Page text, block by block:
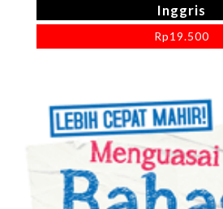
Inggris
Rp19.500